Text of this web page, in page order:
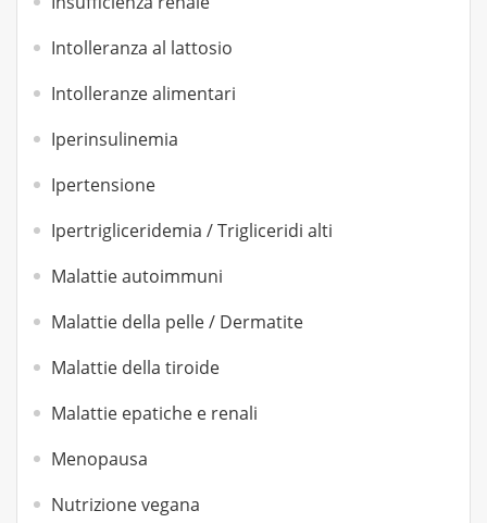
Intolleranza al lattosio
Intolleranze alimentari
Iperinsulinemia
Ipertensione
Ipertrigliceridemia / Trigliceridi alti
Malattie autoimmuni
Malattie della pelle / Dermatite
Malattie della tiroide
Malattie epatiche e renali
Menopausa
Nutrizione vegana